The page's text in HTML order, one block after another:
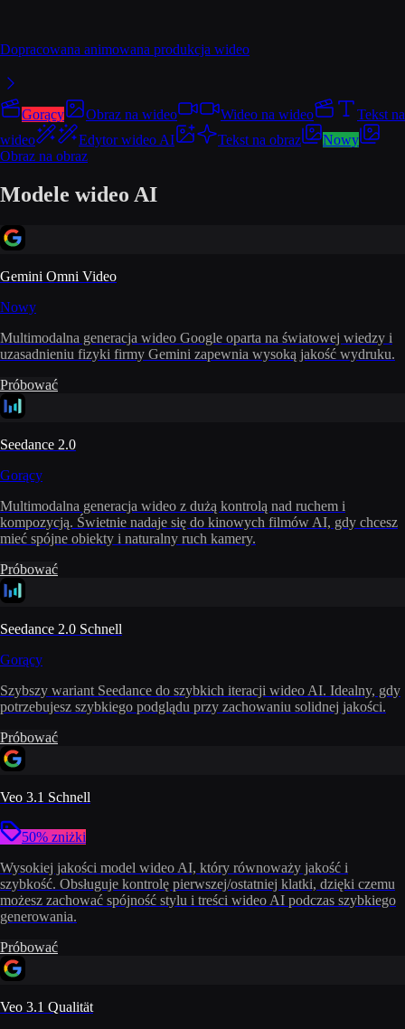
Dopracowana animowana produkcja wideo
Gorący Obraz na wideo Wideo na wideo
Tekst na
wideo
Edytor wideo AI Tekst na obraz
Nowy
Obraz na obraz
Modele wideo AI
Gemini Omni Video
Nowy
Multimodalna generacja wideo Google oparta na światowej wiedzy i
uzasadnieniu fizyki firmy Gemini zapewnia wysoką jakość wydruku.
Próbować
Seedance 2.0
Gorący
Multimodalna generacja wideo z dużą kontrolą nad ruchem i
kompozycją. Świetnie nadaje się do kinowych filmów AI, gdy chcesz
mieć spójne obiekty i naturalny ruch kamery.
Próbować
Seedance 2.0 Schnell
Gorący
Szybszy wariant Seedance do szybkich iteracji wideo AI. Idealny, gdy
potrzebujesz szybkiego podglądu przy zachowaniu solidnej jakości.
Próbować
Veo 3.1 Schnell
50% zniżki
Wysokiej jakości model wideo AI, który równoważy jakość i
szybkość. Obsługuje kontrolę pierwszej/ostatniej klatki, dzięki czemu
możesz zachować spójność stylu i treści wideo AI podczas szybkiego
generowania.
Próbować
Veo 3.1 Qualität